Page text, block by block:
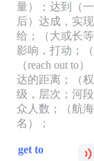
量）；达到（
后）达成，实
给；（大或长
影响，打动；
（reach out to
达的距离；（
级，层次；河
众人数；（航
名）；
get to